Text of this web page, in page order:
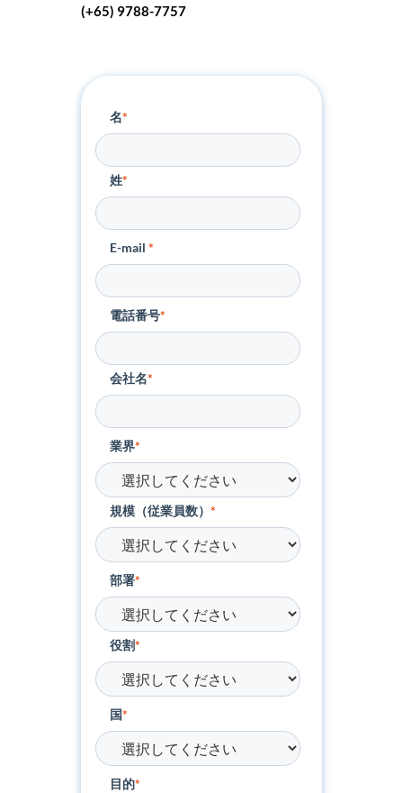
(+65) 9788-7757
名*
姓*
E-mail *
電話番号*
会社名*
業界*
規模（従業員数） *
部署*
役割*
国*
目的*